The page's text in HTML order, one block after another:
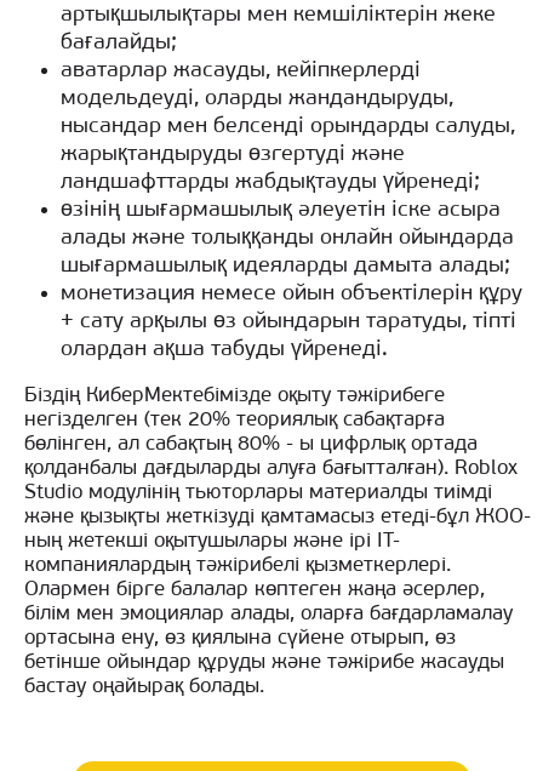
артықшылықтары мен кемшіліктерін жеке
бағалайды;
аватарлар жасауды, кейіпкерлерді
модельдеуді, оларды жандандыруды,
нысандар мен белсенді орындарды салуды,
жарықтандыруды өзгертуді және
ландшафттарды жабдықтауды үйренеді;
өзінің шығармашылық әлеуетін іске асыра
алады және толыққанды онлайн ойындарда
шығармашылық идеяларды дамыта алады;
монетизация немесе ойын объектілерін құру
+ сату арқылы өз ойындарын таратуды, тіпті
олардан ақша табуды үйренеді.
Біздің КиберМектебімізде оқыту тәжірибеге
негізделген (тек 20% теориялық сабақтарға
бөлінген, ал сабақтың 80% - ы цифрлық ортада
қолданбалы дағдыларды алуға бағытталған). Roblox
Studio модулінің тьюторлары материалды тиімді
және қызықты жеткізуді қамтамасыз етеді-бұл ЖОО-
ның жетекші оқытушылары және ірі IT-
компаниялардың тәжірибелі қызметкерлері.
Олармен бірге балалар көптеген жаңа әсерлер,
білім мен эмоциялар алады, оларға бағдарламалау
ортасына ену, өз қиялына сүйене отырып, өз
бетінше ойындар құруды және тәжірибе жасауды
бастау оңайырақ болады.